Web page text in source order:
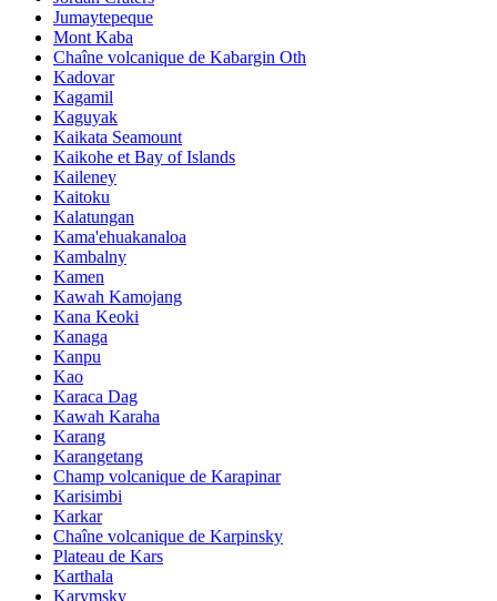
Jumaytepeque
Mont Kaba
Chaîne volcanique de Kabargin Oth
Kadovar
Kagamil
Kaguyak
Kaikata Seamount
Kaikohe et Bay of Islands
Kaileney
Kaitoku
Kalatungan
Kama'ehuakanaloa
Kambalny
Kamen
Kawah Kamojang
Kana Keoki
Kanaga
Kanpu
Kao
Karaca Dag
Kawah Karaha
Karang
Karangetang
Champ volcanique de Karapinar
Karisimbi
Karkar
Chaîne volcanique de Karpinsky
Plateau de Kars
Karthala
Karymsky